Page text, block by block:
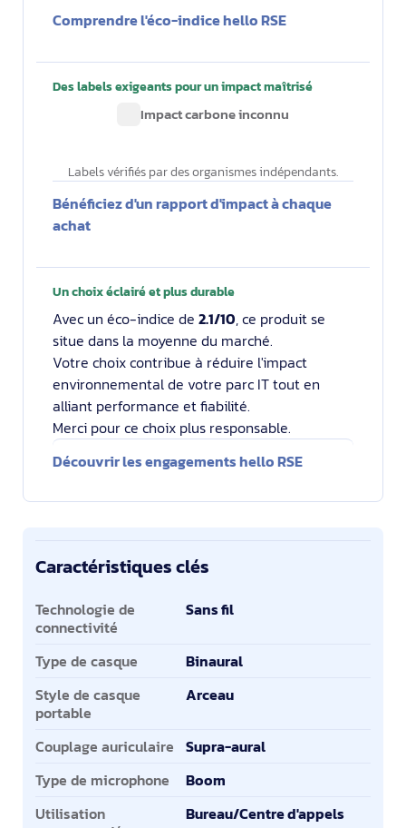
Comprendre l'éco-indice hello RSE
Des labels exigeants pour un impact maîtrisé
Impact carbone inconnu
Labels vérifiés par des organismes indépendants.
Bénéficiez d'un rapport d'impact à chaque
achat
Un choix éclairé et plus durable
Avec un éco-indice de 2.1/10, ce produit se
situe dans la moyenne du marché.
Votre choix contribue à réduire l'impact
environnemental de votre parc IT tout en
alliant performance et fiabilité.
Merci pour ce choix plus responsable.
Découvrir les engagements hello RSE
Caractéristiques clés
Caractéristiques clés
Technologie de
connectivité
Sans fil
Type de casque
Binaural
Style de casque
portable
Arceau
Couplage auriculaire Supra-aural
Type de microphone
Boom
Utilisation
Bureau/Centre d'appels